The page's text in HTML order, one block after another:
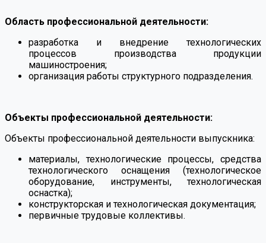
Область профессиональной деятельности:
разработка и внедрение технологических
процессов производства продукции
машиностроения;
организация работы структурного подразделения.
Объекты профессиональной деятельности:
Объекты профессиональной деятельности выпускника:
материалы, технологические процессы, средства
технологического оснащения (технологическое
оборудование, инструменты, технологическая
оснастка);
конструкторская и технологическая документация;
первичные трудовые коллективы.